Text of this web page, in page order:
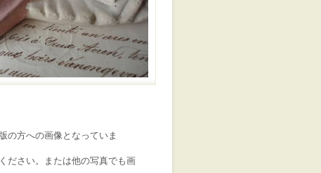
の方への画像となっていま
ださい。または他の写真でも画